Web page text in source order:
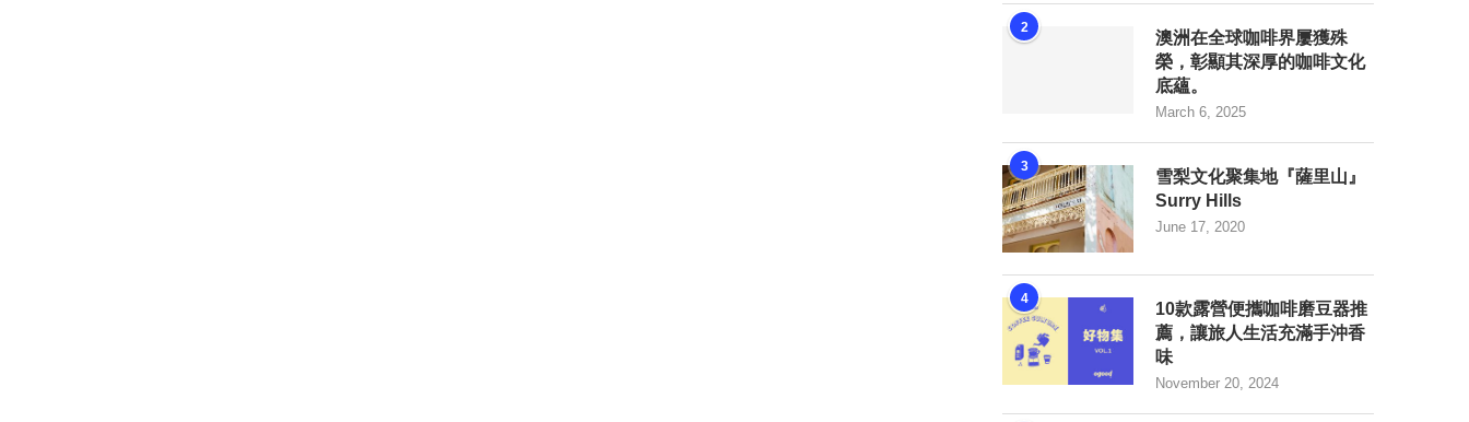
2
澳洲在全球咖啡界屢獲殊
榮，彰顯其深厚的咖啡文化
底蘊。
March 6, 2025
3
雪梨文化聚集地『薩里山』
Surry Hills
June 17, 2020
4
10款露營便攜咖啡磨豆器推
薦，讓旅人生活充滿手沖香
味
November 20, 2024